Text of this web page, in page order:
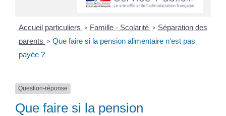
Accueil particuliers > Famille - Scolarité > Séparation des
parents > Que faire si la pension alimentaire n'est pas
payée ?
Question-réponse
Que faire si la pension